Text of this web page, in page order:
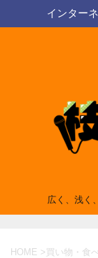
インター
広く、浅く
HOME > 買い物・食